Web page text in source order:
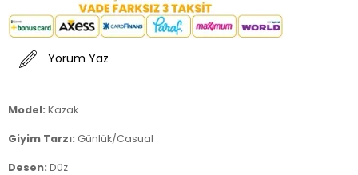
Yorum Yaz
Model: Kazak
Giyim Tarzı: Günlük/Casual
Desen: Düz